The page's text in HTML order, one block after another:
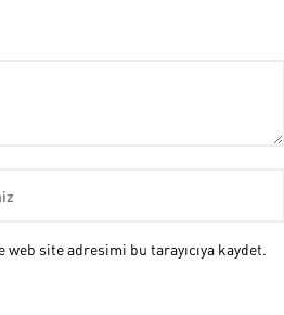
site adresimi bu tarayıcıya kaydet.